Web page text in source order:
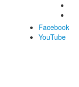
Facebook
YouTube